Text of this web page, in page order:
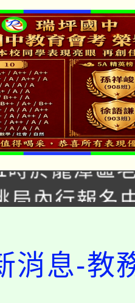
8/29、30在
時於龍潭區
局內行報名
市運動會8/
泳池舉行。
入戶享有免
消息-教